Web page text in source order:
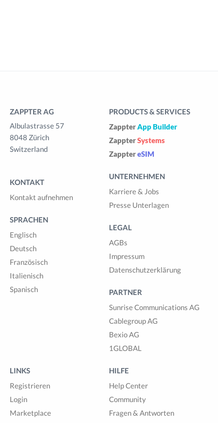
ZAPPTER AG
Albulastrasse 57
8048 Zürich
Switzerland
KONTAKT
Kontakt aufnehmen
SPRACHEN
Englisch
Deutsch
Französisch
Italienisch
Spanisch
PRODUCTS & SERVICES
ZappterApp Builder
ZappterSystems
ZapptereSIM
UNTERNEHMEN
Karriere & Jobs
Presse Unterlagen
LEGAL
AGBs
Impressum
Datenschutzerklärung
PARTNER
Sunrise Communications AG
Cablegroup AG
Bexio AG
1GLOBAL
LINKS
Registrieren
Login
Marketplace
HILFE
Help Center
Community
Fragen & Antworten